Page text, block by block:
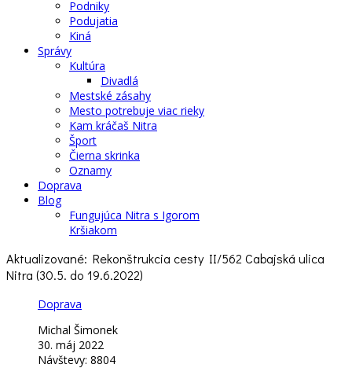
Podniky
Podujatia
Kiná
Správy
Kultúra
Divadlá
Mestské zásahy
Mesto potrebuje viac rieky
Kam kráčaš Nitra
Šport
Čierna skrinka
Oznamy
Doprava
Blog
Fungujúca Nitra s Igorom
Kršiakom
Aktualizované: Rekonštrukcia cesty II/562 Cabajská ulica
Nitra (30.5. do 19.6.2022)
Doprava
Michal Šimonek
30. máj 2022
Návštevy: 8804